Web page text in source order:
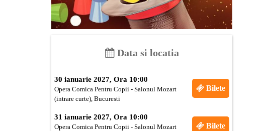
Data si locatia
30 ianuarie 2027, Ora 10:00
Opera Comica Pentru Copii - Salonul Mozart
(intrare curte), Bucuresti
Bilete
31 ianuarie 2027, Ora 10:00
Opera Comica Pentru Copii - Salonul Mozart
Bilete